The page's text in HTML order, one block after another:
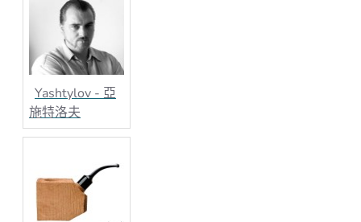
Yashtylov - 亞
施特洛夫